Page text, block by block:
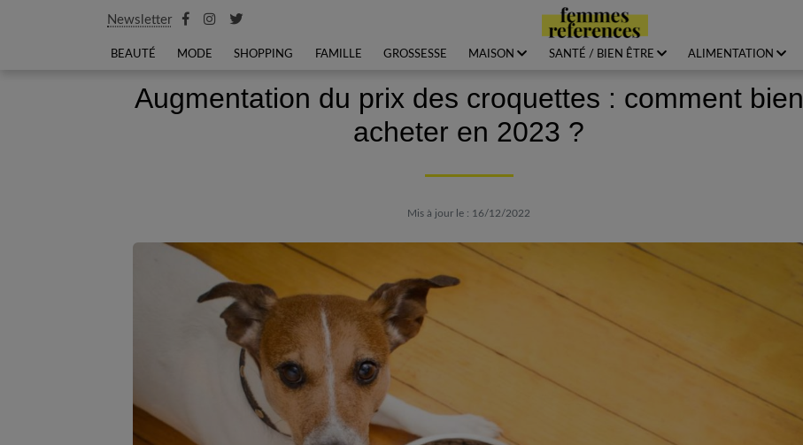
Newsletter
BEAUTÉ MODE SHOPPING FAMILLE GROSSESSE MAISON SANTÉ / BIEN ÊTRE ALIMENTATION
Augmentation du prix des croquettes : comment bien
acheter en 2023 ?
Mis à jour le : 16/12/2022